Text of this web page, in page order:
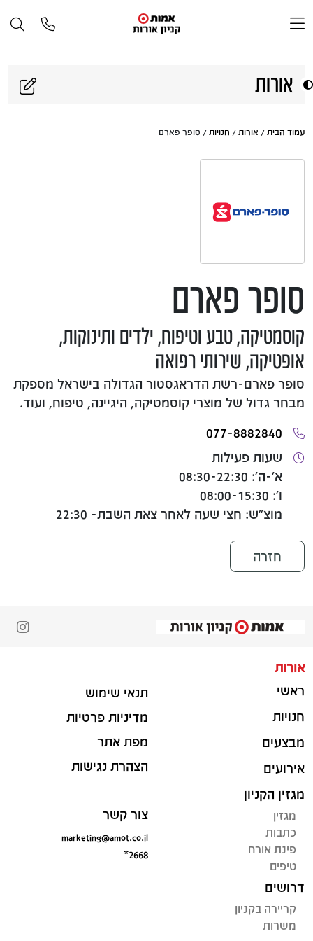
אורות
עמוד הבית / אורות / חנויות / סופר פארם
סופר פארם
קוסמטיקה, טבע וטיפוח, ילדים ותינוקות,
אופטיקה, שירותי רפואה
סופר פארם-רשת הדראגסטור הגדולה בישראל מספקת
מבחר גדול של מוצרי קוסמטיקה, היגיינה, טיפוח, ועוד.
077-8882840
שעות פעילות
א'-ה': 08:30-22:30
ו': 08:00-15:30
מוצ"ש: חצי שעה לאחר צאת השבת- 22:30
חזרה
אורות
ראשי
חנויות
מבצעים
אירועים
מגזין הקניון
מגזין
כתבות
פינת אורח
טיפים
דרושים
קריירה בקניון
משרות
תנאי שימוש
מדיניות פרטיות
מפת אתר
הצהרת נגישות
צור קשר
marketing@amot.co.il
*2668